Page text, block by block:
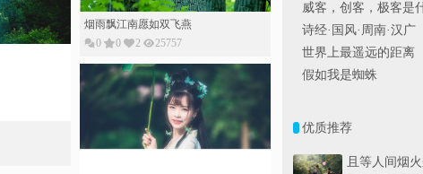
烟雨飘江南愿如双飞燕
0
0 2 25757
威客，创客，极客是
诗经·国风·周南·汉广
世界上最遥远的距离
假如我是蜘蛛
优质推荐
且等人间烟